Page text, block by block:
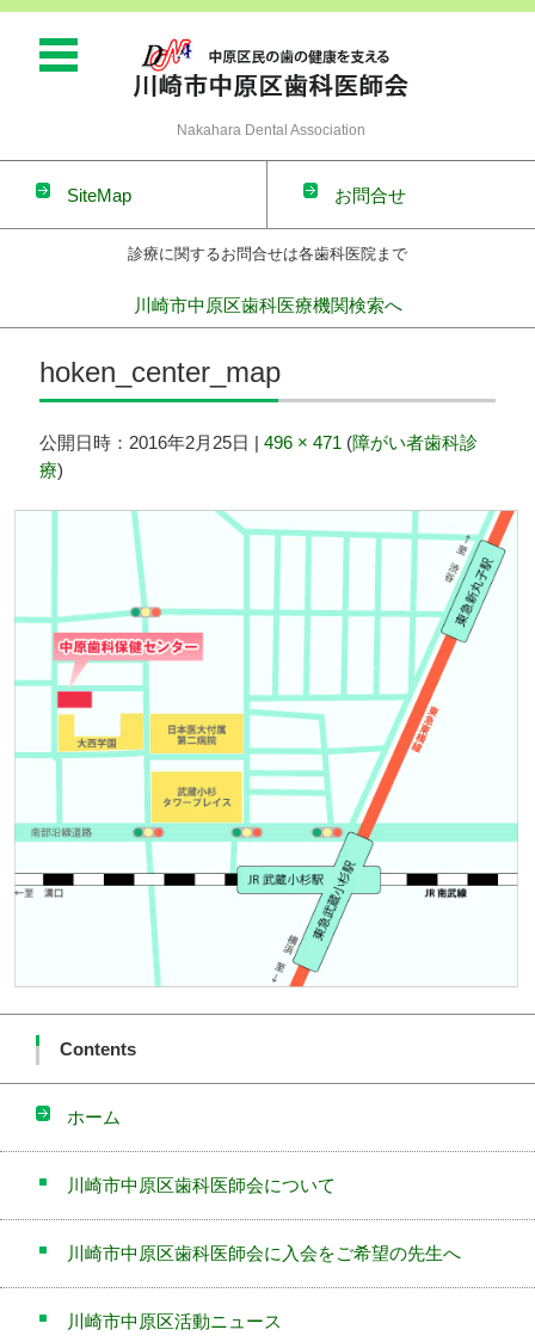
Nakahara Dental Association
SiteMap お問合せ
診療に関するお問合せは各歯科医院まで
川崎市中原区歯科医療機関検索へ
コンテンツに移動
hoken_center_map
公開日時： 2016年2月25日 |496 × 471 (障がい者歯科診
療)
Contents
ホーム
川崎市中原区歯科医師会について
川崎市中原区歯科医師会に入会をご希望の先生へ
川崎市中原区活動ニュース